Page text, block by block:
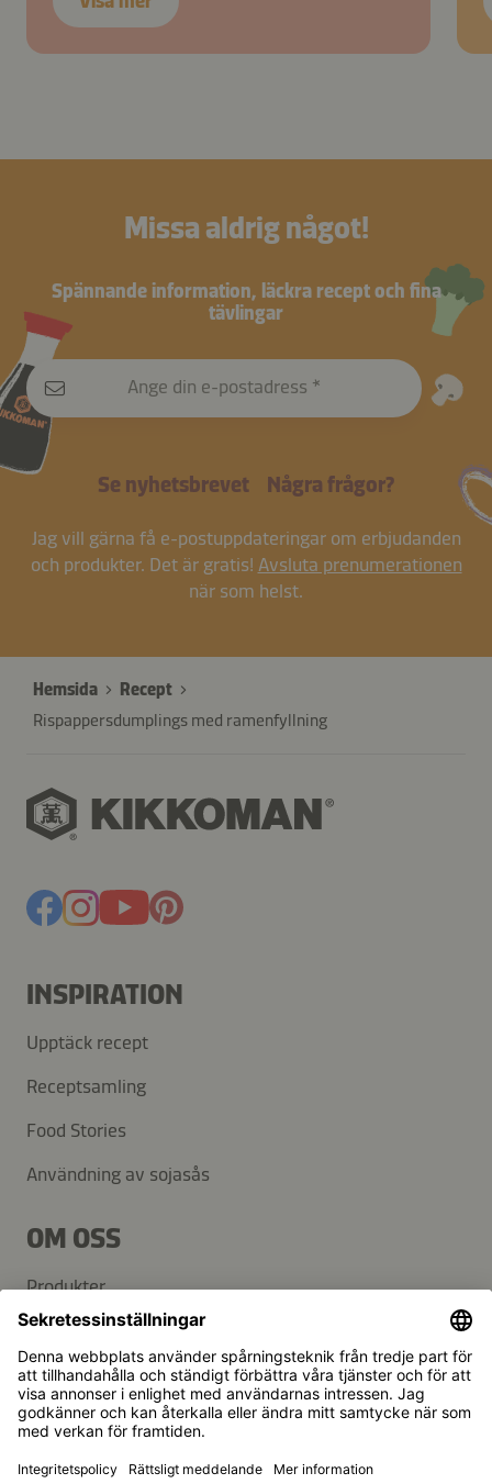
Missa aldrig något!
Spännande information, läckra recept och fina
tävlingar
Ange din e-postadress
Se nyhetsbrevet Några frågor?
Jag vill gärna få e-postuppdateringar om erbjudanden
och produkter. Det är gratis! Avsluta prenumerationen
när som helst.
Hemsida
Recept
Rispappersdumplings med ramenfyllning
INSPIRATION
Upptäck recept
Receptsamling
Food Stories
Användning av sojasås
OM OSS
Produkter
Kikkoman gruppen
Hållbarhet
KUNDSERVICE